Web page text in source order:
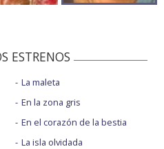
ESTRENOS
La maleta
En la zona gris
En el corazón de la bestia
La isla olvidada